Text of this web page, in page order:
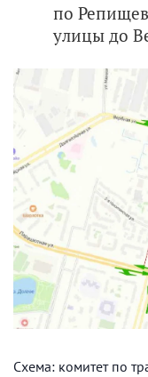
по
улицы до
Схема: комитет по